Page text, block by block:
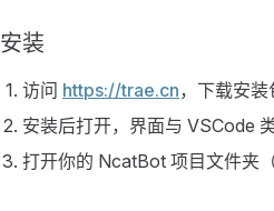
安装
访问 https://trae.cn，下载安装
安装后打开，界面与 VSCode
打开你的 NcatBot 项目文件夹